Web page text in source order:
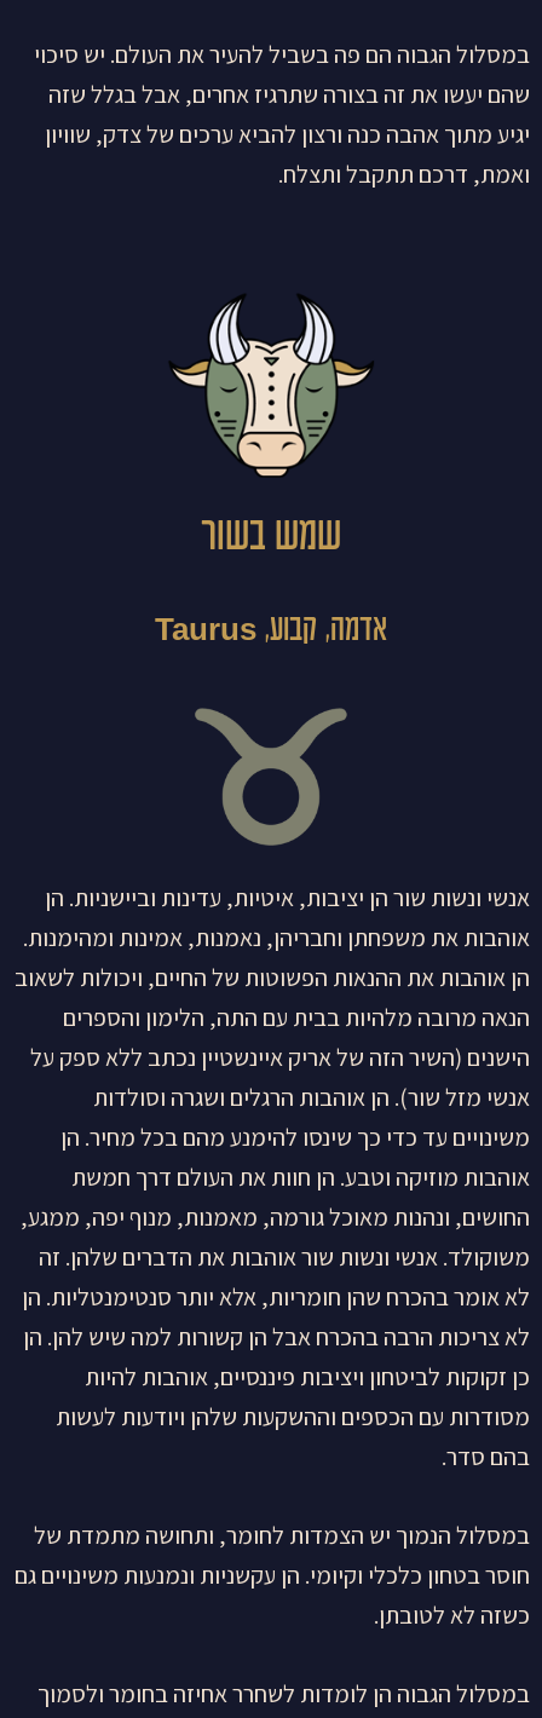
במסלול הגבוה הם פה בשביל להעיר את העולם. יש סיכוי
שהם יעשו את זה בצורה שתרגיז אחרים, אבל בגלל שזה
יגיע מתוך אהבה כנה ורצון להביא ערכים של צדק, שוויון
ואמת, דרכם תתקבל ותצלח.
שמש בשור
אדמה, קבוע, Taurus
אנשי ונשות שור הן יציבות, איטיות, עדינות וביישניות. הן
אוהבות את משפחתן וחבריהן, נאמנות, אמינות ומהימנות.
הן אוהבות את ההנאות הפשוטות של החיים, ויכולות לשאוב
הנאה מרובה מלהיות בבית עם התה, הלימון והספרים
הישנים (השיר הזה של אריק איינשטיין נכתב ללא ספק על
אנשי מזל שור). הן אוהבות הרגלים ושגרה וסולדות
משינויים עד כדי כך שינסו להימנע מהם בכל מחיר. הן
אוהבות מוזיקה וטבע. הן חוות את העולם דרך חמשת
החושים, ונהנות מאוכל גורמה, מאמנות, מנוף יפה, ממגע,
משוקולד. אנשי ונשות שור אוהבות את הדברים שלהן. זה
לא אומר בהכרח שהן חומריות, אלא יותר סנטימנטליות. הן
לא צריכות הרבה בהכרח אבל הן קשורות למה שיש להן. הן
כן זקוקות לביטחון ויציבות פיננסיים, אוהבות להיות
מסודרות עם הכספים וההשקעות שלהן ויודעות לעשות
בהם סדר.
במסלול הנמוך יש הצמדות לחומר, ותחושה מתמדת של
חוסר בטחון כלכלי וקיומי. הן עקשניות ונמנעות משינויים גם
כשזה לא לטובתן.
במסלול הגבוה הן לומדות לשחרר אחיזה בחומר ולסמוך